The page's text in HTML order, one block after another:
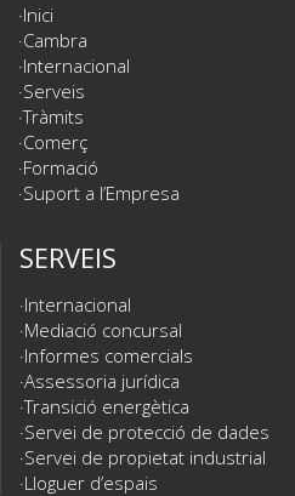
Inici
Cambra
Internacional
Serveis
Tràmits
Comerç
Formació
Suport a l’Empresa
SERVEIS
Internacional
Mediació concursal
Informes comercials
Assessoria jurídica
Transició energètica
Servei de protecció de dades
Servei de propietat industrial
Lloguer d’espais